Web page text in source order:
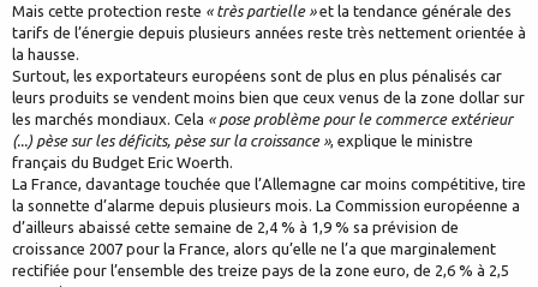
Mais cette protection reste « très partielle »et la tendance générale des
tarifs de l’énergie depuis plusieurs années reste très nettement orientée à
la hausse.
Surtout, les exportateurs européens sont de plus en plus pénalisés car
leurs produits se vendent moins bien que ceux venus de la zone dollar sur
les marchés mondiaux. Cela « pose problème pour le commerce extérieur
(...) pèse sur les déficits, pèse sur la croissance », explique le ministre
français du Budget Eric Woerth.
La France, davantage touchée que l’Allemagne car moins compétitive, tire
la sonnette d’alarme depuis plusieurs mois. La Commission européenne a
d’ailleurs abaissé cette semaine de 2,4 % à 1,9 % sa prévision de
croissance 2007 pour la France, alors qu’elle ne l’a que marginalement
rectifiée pour l’ensemble des treize pays de la zone euro, de 2,6 % à 2,5